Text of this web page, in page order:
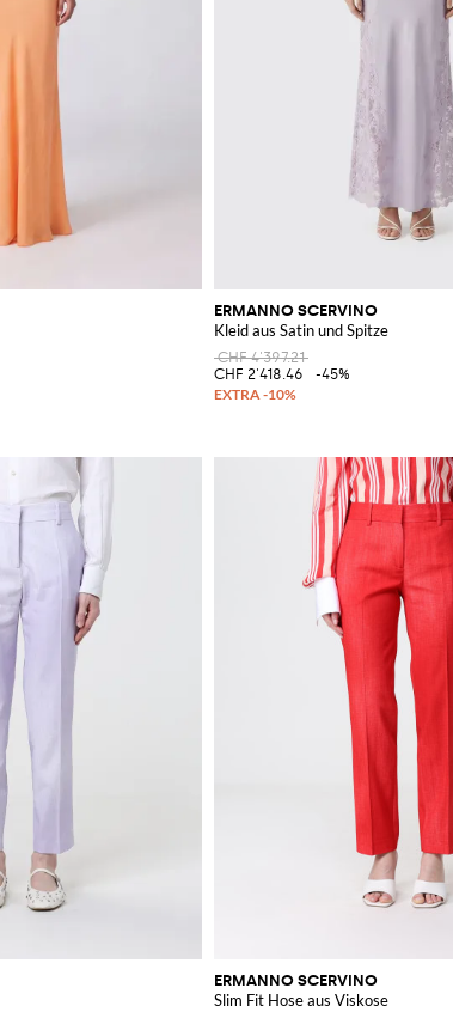
ERMANNO SCERVINO
Kleid aus Satin und Spitze
CHF 4'397.21
CHF 2'418.46
-45%
ERMANNO SCERVINO
Slim Fit Hose aus Viskose